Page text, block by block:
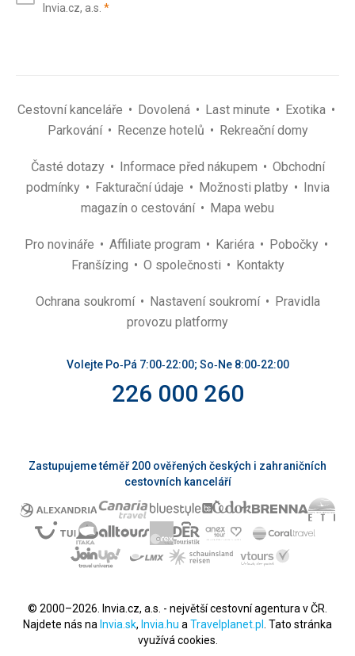
(povinné)
Invia.cz, a.s. *(povinné)
Cestovní kanceláře Dovolená Last minute
Exotika
Parkování
Recenze hotelů Rekreační domy
Časté dotazy Informace před nákupem
Obchodní
podmínky
Fakturační údaje Možnosti platby
Invia
magazín o cestování
Mapa webu
Pro novináře Affiliate program Kariéra
Pobočky
Franšízing
O společnosti Kontakty
Ochrana soukromí Nastavení soukromí
Pravidla
provozu platformy
Volejte Po‑Pá 7:00‑22:00; So‑Ne 8:00‑22:00
226 000 260
Zastupujeme téměř 200 ověřených českých i zahraničních
cestovních kanceláří
© 2000–2026. Invia.cz, a.s. - největší cestovní agentura v ČR.
Najdete nás na Invia.sk, Invia.hu a Travelplanet.pl
. Tato stránka
využívá cookies.